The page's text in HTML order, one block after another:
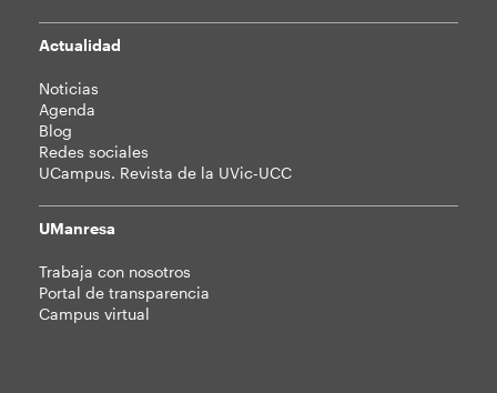
Actualidad
Noticias
Agenda
Blog
Redes sociales
UCampus. Revista de la UVic-UCC
UManresa
Trabaja con nosotros
Portal de transparencia
Campus virtual